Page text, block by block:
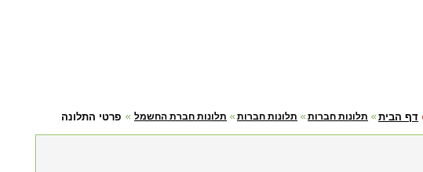
פרטי התלונה תלונות חברת החשמל תלונות חברות תלונות חברות דף הבית